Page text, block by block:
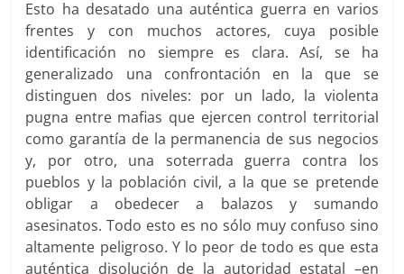
Esto ha desatado una auténtica guerra en varios
frentes y con muchos actores, cuya posible
identificación no siempre es clara. Así, se ha
generalizado una confrontación en la que se
distinguen dos niveles: por un lado, la violenta
pugna entre mafias que ejercen control territorial
como garantía de la permanencia de sus negocios
y, por otro, una soterrada guerra contra los
pueblos y la población civil, a la que se pretende
obligar a obedecer a balazos y sumando
asesinatos. Todo esto es no sólo muy confuso sino
altamente peligroso. Y lo peor de todo es que esta
auténtica disolución de la autoridad estatal –en